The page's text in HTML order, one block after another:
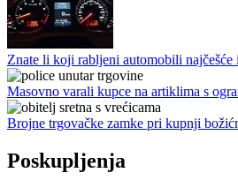
Znate li koji rabljeni automobili
Masovno varali kupce na artiklima s
Brojne trgovačke zamke pri kupnji
Poskupljenja